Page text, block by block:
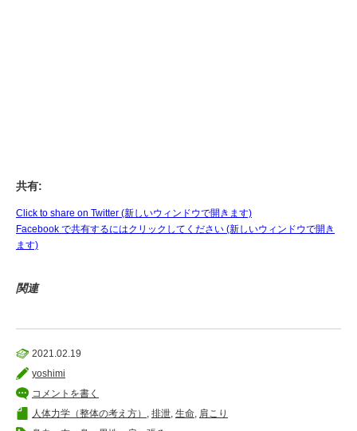
共有:
Click to share on Twitter (新しいウィンドウで開きます)
Facebook で共有するにはクリックしてください (新しいウィンドウで開き
ます)
関連
2021.02.19
yoshimi
コメントを書く
人体力学（整体の考え方）
排泄 生命 肩こり